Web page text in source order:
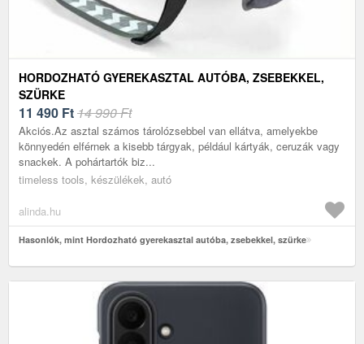
HORDOZHATÓ GYEREKASZTAL AUTÓBA, ZSEBEKKEL,
SZÜRKE
11 490 Ft14 990 Ft
Akciós.Az asztal számos tárolózsebbel van ellátva, amelyekbe
könnyedén elférnek a kisebb tárgyak, például kártyák, ceruzák vagy
snackek. A pohártartók biz...
timeless tools, készülékek, autó
alinda.hu
Hasonlók, mint Hordozható gyerekasztal autóba, zsebekkel, szürke